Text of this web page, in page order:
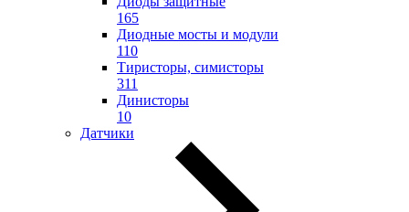
165
Диодные мосты и модули
110
Тиристоры, симисторы
311
Динисторы
10
Датчики